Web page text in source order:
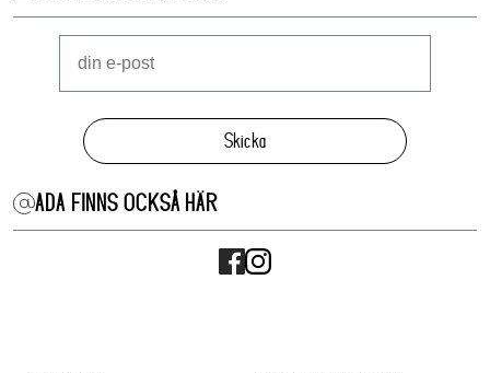
Skicka
ADA FINNS OCKSÅ HÄR